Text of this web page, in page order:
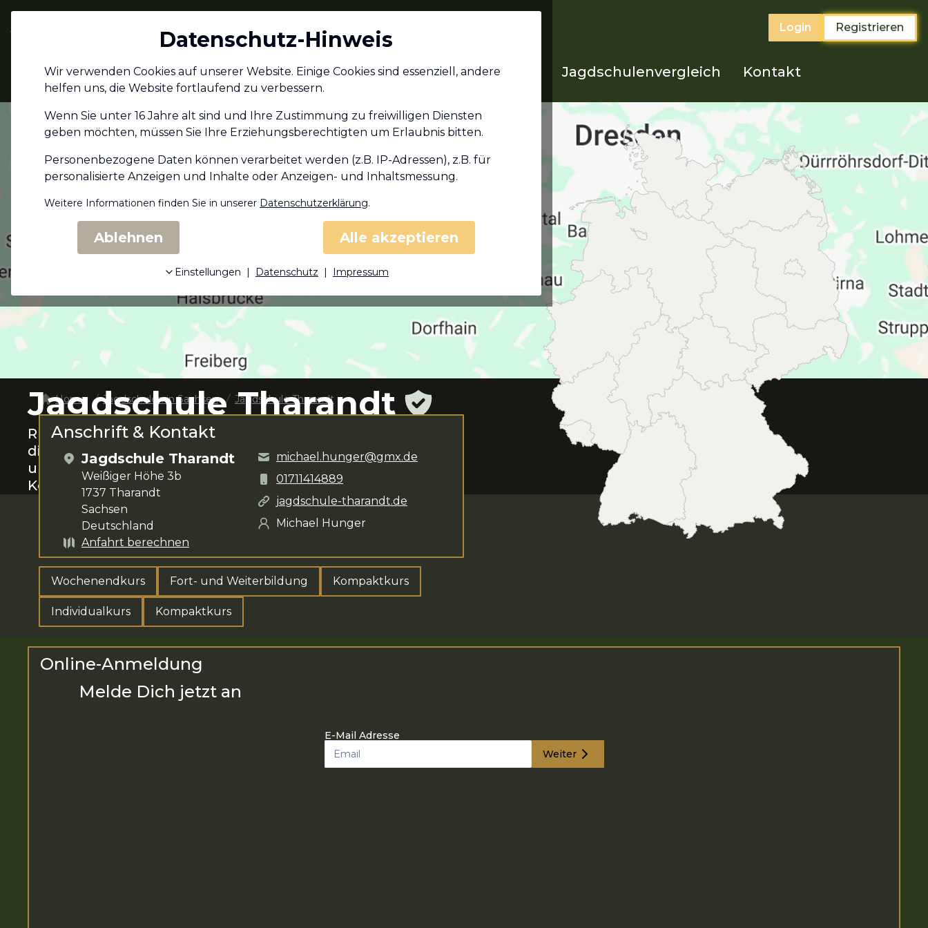
Login Registrieren
Alle Infos zum
Jagdschein
Jagdschein in deinem
Bundesland
Jagdschulenvergleich Kontakt
Jagdschule Tharandt
Rund umTharandtdas Jagen lernen.
dir für deine Anliegen zur Verfügung. Das Kursangebot
umfasst Wochenendkurs, Fort- und Weiterbildung,
Kompaktkurs, Individualkurs und Kompaktkurs
Home Jagdschulen inSachsen Jagdschule Tharandt
Anschrift & Kontakt
Jagdschule Tharandt
Weißiger Höhe 3b
1737 Tharandt
Sachsen
Deutschland
Anfahrt berechnen
michael.hunger@gmx.de
01711414889
jagdschule-tharandt.de
Michael Hunger
Wochenendkurs Fort- und Weiterbildung Kompaktkurs
Individualkurs Kompaktkurs
Online-Anmeldung
Melde Dich jetzt an
E-Mail Adresse
Weiter
Datenschutz-Hinweis
Wir verwenden Cookies auf unserer Website. Einige Cookies sind essenziell, andere
helfen uns, die Website fortlaufend zu verbessern.
Wenn Sie unter 16 Jahre alt sind und Ihre Zustimmung zu freiwilligen Diensten
geben möchten, müssen Sie Ihre Erziehungs­berechtigten um Erlaubnis bitten.
Personenbezogene Daten können verarbeitet werden (z.B. IP-Adressen), z.B. für
personalisierte Anzeigen und Inhalte oder Anzeigen- und Inhaltsmessung.
Weitere Informationen finden Sie in unserer Datenschutzerklärung.
Ablehnen Alle akzeptieren
Einstellungen | Datenschutz | Impressum